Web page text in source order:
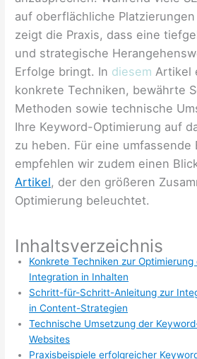
auf oberflächliche
zeigt die Praxis, dass eine
und strategische
Erfolge bringt. In diesem Artikel
konkrete Techniken, bewährte
Methoden sowie technische
Ihre Keyword-Optimierung auf
zu heben. Für eine umfassende
empfehlen wir zudem einen
Artikel, der den größeren
Optimierung beleuchtet.
Inhaltsverzeichnis
Konkrete Techniken zur
Integration in Inhalten
Schritt-für-Schritt-Anleitung zur
in Content-Strategien
Technische Umsetzung der
Websites
Praxisbeispiele erfolgreicher